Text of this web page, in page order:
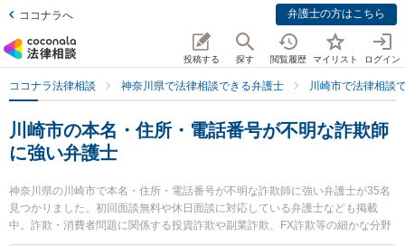
ココナラへ 弁護士の方はこちら
投稿する 探す 閲覧履歴 マイリスト ログイン
ココナラ法律相談 神奈川県で法律相談できる弁護士 川崎市で法律相談
川崎市の本名・住所・電話番号が不明な詐欺師
に強い弁護士
神奈川県の川崎市で本名・住所・電話番号が不明な詐欺師に強い弁護士が35名
見つかりました。初回面談無料や休日面談に対応している弁護士なども掲載
中。詐欺・消費者問題に関係する投資詐欺や副業詐欺、FX詐欺等の細かな分野
での絞り込み検索もでき便利です。特に川村篤志法律事務所の山﨑 倫樹弁護士